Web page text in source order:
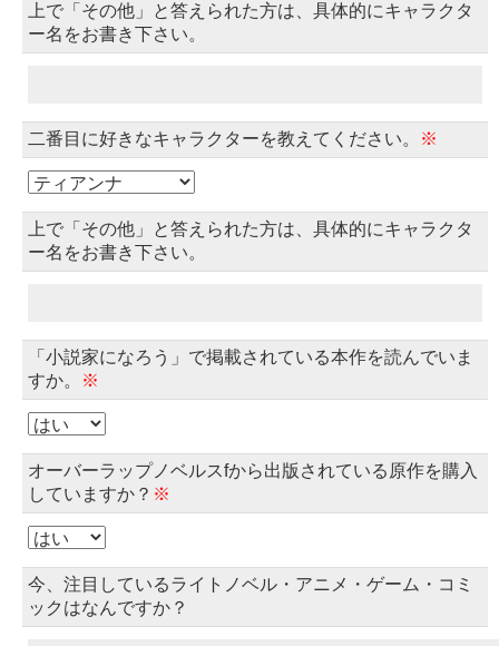
上で「その他」と答えられた方は、具体的にキャラクタ
ー名をお書き下さい。
二番目に好きなキャラクターを教えてください。 ※
上で「その他」と答えられた方は、具体的にキャラクタ
ー名をお書き下さい。
「小説家になろう」で掲載されている本作を読んでいま
すか。
※
オーバーラップノベルスfから出版されている原作を購入
していますか？ ※
今、注目しているライトノベル・アニメ・ゲーム・コミ
ックはなんですか？